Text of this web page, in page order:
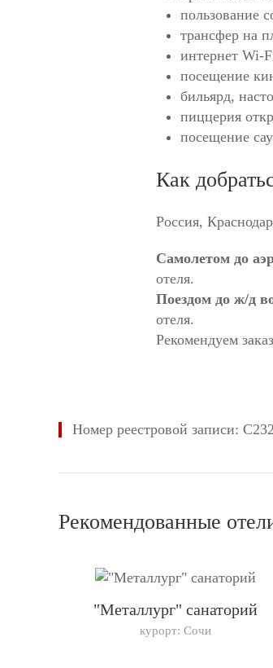
пользование
трансфер на
интернет Wi-
посещение
бильярд,
пиццерия
посещение
Как
Россия,
Самолетом до
отеля.
Поездом до ж/д
отеля.
Рекомендуем
Номер реестровой записи:
Рекомендованные
"Металлург" санаторий
курорт: Сочи